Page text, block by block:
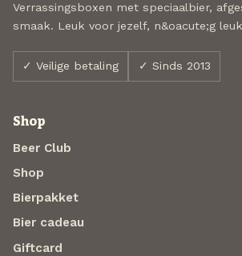
Verrassingsboxen met speciaalbier,
smaak. Leuk voor jezelf, n&oacute;g
✓ Veilige betaling ✓ Sinds 2013
Shop
Beer Club
Shop
Bierpakket
Bier cadeau
Giftcard